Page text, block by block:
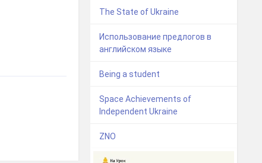
The State of Ukraine
Использование предлогов в
английском языке
Being a student
Space Achievements of
Independent Ukraine
ZNO